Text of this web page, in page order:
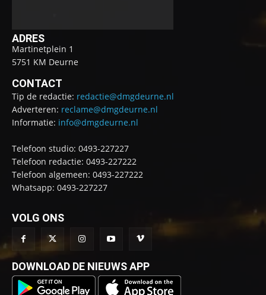
ADRES
Martinetplein 1
5751 KM Deurne
CONTACT
Tip de redactie: redactie@dmgdeurne.nl
Adverteren: reclame@dmgdeurne.nl
Informatie: info@dmgdeurne.nl
Telefoon studio: 0493-227227
Telefoon redactie: 0493-227222
Telefoon algemeen: 0493-227222
Whatsapp: 0493-227227
VOLG ONS
DOWNLOAD DE NIEUWS APP